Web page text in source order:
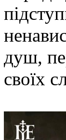
душ,
своїх